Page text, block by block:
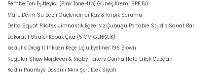
Pembe Ton Eşitleyici (Pink Tone-Up) Güneş Kremi SPF 50
Maru.Derm Su Bazlı Güçlendirici Kaş & Kirpik Serumu
Delta Squat Pilates Jimnastik Egzersiz Çubuğu Portable Studio Squat Bar
Dekoratif Strafor Köpük Çıta (5 CM GENİŞLİK)
beaulis Drag It Inkpen Keçe Uçlu Eyeliner 196 Brown
Regular Show Mordecai & Rigby Haters Gonna Hate Erkek Cüzdan
Kadın Puantiye Desenli Mini Şort Etek Siyah